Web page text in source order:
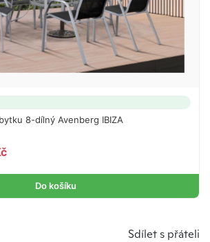
8-dílný Avenberg IBIZA
Do košíku
Sdílet s přáteli